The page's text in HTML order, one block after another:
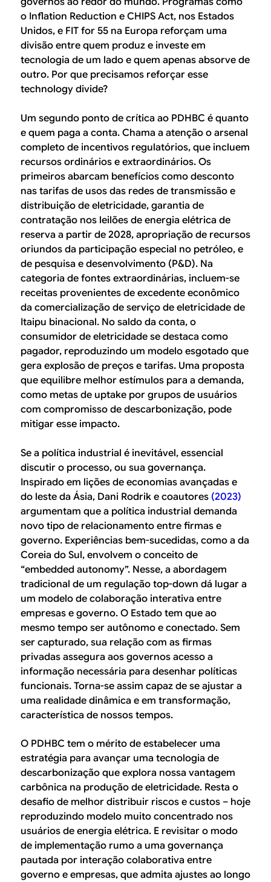
o Inflation Reduction e CHIPS Act, nos Estados
Unidos, e FIT for 55 na Europa reforçam uma
divisão entre quem produz e investe em
tecnologia de um lado e quem apenas absorve de
outro. Por que precisamos reforçar esse
technology divide?
Um segundo ponto de crítica ao PDHBC é quanto
e quem paga a conta. Chama a atenção o arsenal
completo de incentivos regulatórios, que incluem
recursos ordinários e extraordinários. Os
primeiros abarcam benefícios como desconto
nas tarifas de usos das redes de transmissão e
distribuição de eletricidade, garantia de
contratação nos leilões de energia elétrica de
reserva a partir de 2028, apropriação de recursos
oriundos da participação especial no petróleo, e
de pesquisa e desenvolvimento (P&D). Na
categoria de fontes extraordinárias, incluem-se
receitas provenientes de excedente econômico
da comercialização de serviço de eletricidade de
Itaipu binacional. No saldo da conta, o
consumidor de eletricidade se destaca como
pagador, reproduzindo um modelo esgotado que
gera explosão de preços e tarifas. Uma proposta
que equilibre melhor estímulos para a demanda,
como metas de uptake por grupos de usuários
com compromisso de descarbonização, pode
mitigar esse impacto.
Se a política industrial é inevitável, essencial
discutir o processo, ou sua governança.
Inspirado em lições de economias avançadas e
do leste da Ásia, Dani Rodrik e coautores (2023)
argumentam que a política industrial demanda
novo tipo de relacionamento entre firmas e
governo. Experiências bem-sucedidas, como a da
Coreia do Sul, envolvem o conceito de
“embedded autonomy”. Nesse, a abordagem
tradicional de um regulação top-down dá lugar a
um modelo de colaboração interativa entre
empresas e governo. O Estado tem que ao
mesmo tempo ser autônomo e conectado. Sem
ser capturado, sua relação com as firmas
privadas assegura aos governos acesso a
informação necessária para desenhar políticas
funcionais. Torna-se assim capaz de se ajustar a
uma realidade dinâmica e em transformação,
característica de nossos tempos.
O PDHBC tem o mérito de estabelecer uma
estratégia para avançar uma tecnologia de
descarbonização que explora nossa vantagem
carbônica na produção de eletricidade. Resta o
desafio de melhor distribuir riscos e custos – hoje
reproduzindo modelo muito concentrado nos
usuários de energia elétrica. E revisitar o modo
de implementação rumo a uma governança
pautada por interação colaborativa entre
governo e empresas, que admita ajustes ao longo